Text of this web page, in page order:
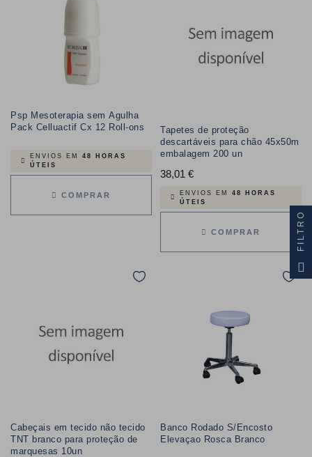
Psp Mesoterapia sem Agulha
Pack Celluactif Cx 12 Roll-ons
ENVIOS EM 48 HORAS
ÚTEIS
COMPRAR
Tapetes de proteção
descartáveis para chão 45x50m
embalagem 200 un
38,01 €Preço
ENVIOS EM 48 HORAS
ÚTEIS
COMPRAR
Cabeçais em tecido não tecido
TNT branco para proteção de
marquesas 10un
Banco Rodado S/Encosto
Elevaçao Rosca Branco
FILTRO